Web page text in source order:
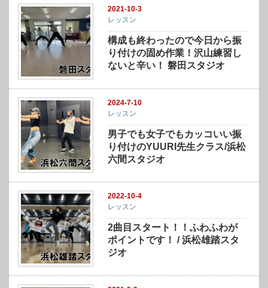
2021-10-3
レッスン
構成も終わったので今日から振
り付けの固め作業！沢山練習し
ないと辛い！ 磐田スタジオ
2024-7-10
レッスン
男子でも女子でもカッコいい振
り付けのYUURI先生クラス/浜松
六間スタジオ
2022-10-4
レッスン
2曲目スタート！！ふわふわが
ポイントです！ / 浜松雄踏スタ
ジオ